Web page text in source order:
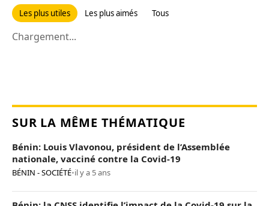
Les plus utiles Les plus aimés Tous
Chargement...
SUR LA MÊME THÉMATIQUE
Bénin: Louis Vlavonou, président de l’Assemblée
nationale, vacciné contre la Covid-19
BÉNIN - SOCIÉTÉ•il y a 5 ans